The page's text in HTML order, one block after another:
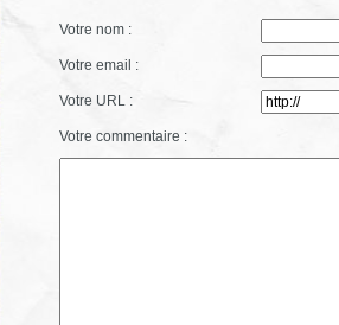
Votre nom :
Votre email :
Votre URL :
Votre commentaire :